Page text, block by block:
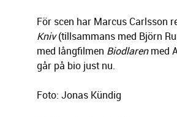
För scen har Marcus Carlsson
Kniv(tillsammans med Björn
med långfilmen Biodlarenmed
går på bio just nu.
Foto: Jonas Kündig